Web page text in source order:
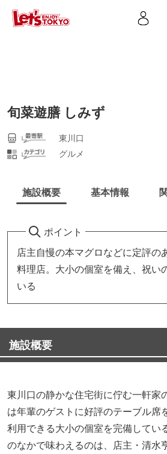
旬菜遊膳 しみず
東川口
グルメ
施設概要 基本情報
ポイント
店主自慢の本マグロなどに定評の
料理店。大小の個室を備え、祝い
いる
施設概要
東川口の静かな住宅街に佇む一軒家
は年輩のゲストに好評のテーブル席
利用できる大小の個室を完備してい
のなかで味わえるのは、店主・清水